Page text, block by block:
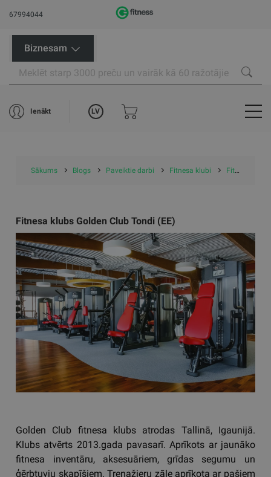
67994044
Biznesam
Ienākt LV
Sākums Blogs Paveiktie darbi Fitnesa klubi Fitnesa klubs Golden Club Tondi (EE)
Fitnesa klubs Golden Club Tondi (EE)
Golden Club fitnesa klubs atrodas Tallinā, Igaunijā.
Klubs atvērts 2013.gada pavasarī. Aprīkots ar jaunāko
fitnesa inventāru, aksesuāriem, grīdas segumu un
ģērbtuvju skapīšiem. Trenažieru zāle aprīkota ar pašiem